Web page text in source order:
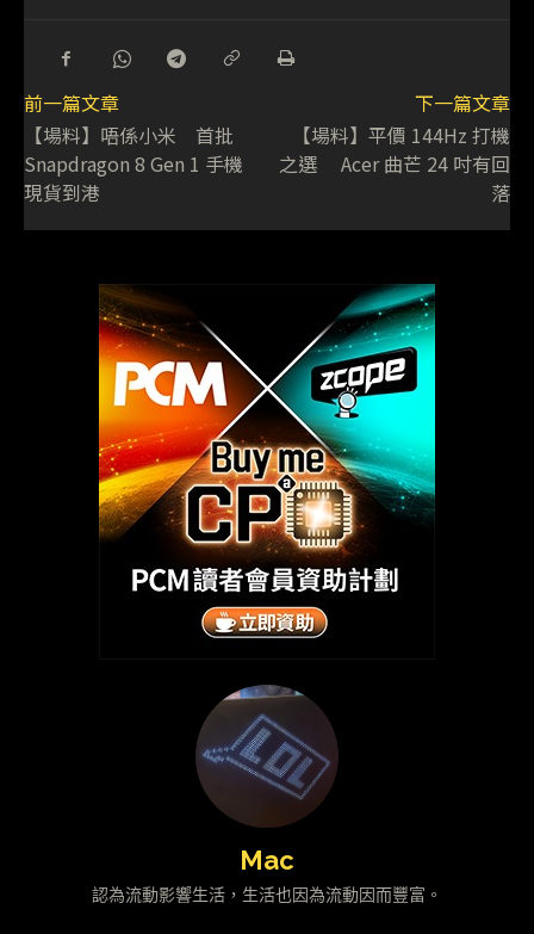
前一篇文章
【場料】唔係小米 首批
Snapdragon 8 Gen 1 手機
現貨到港
下一篇文章
【場料】平價 144Hz 打機
之選 Acer 曲芒 24 吋有回
落
Mac
認為流動影響生活，生活也因為流動因而豐富。